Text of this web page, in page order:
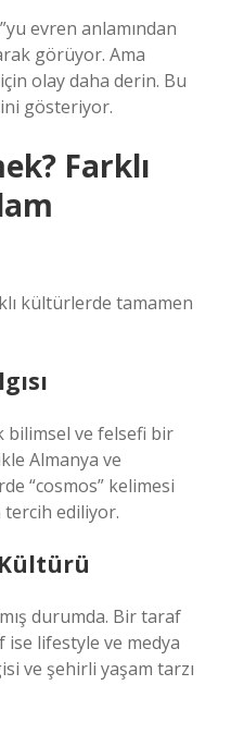
evren anlamından
görüyor. Ama
olay daha derin. Bu
gösteriyor.
Farklı
kültürlerde tamamen
bilimsel ve felsefi bir
Almanya ve
“cosmos” kelimesi
tercih ediliyor.
durumda. Bir taraf
ise lifestyle ve medya
ve şehirli yaşam tarzı